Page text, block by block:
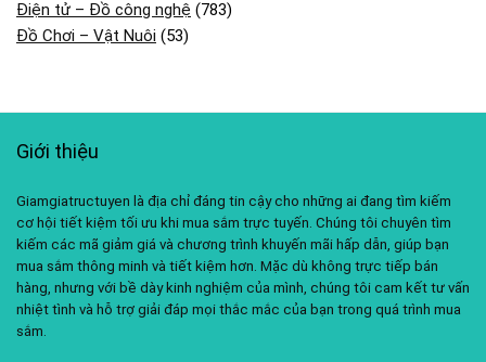
Điện tử – Đồ công nghệ (783)
Đồ Chơi – Vật Nuôi (53)
Giới thiệu
Giamgiatructuyen là địa chỉ đáng tin cậy cho những ai đang tìm kiếm
cơ hội tiết kiệm tối ưu khi mua sắm trực tuyến. Chúng tôi chuyên tìm
kiếm các mã giảm giá và chương trình khuyến mãi hấp dẫn, giúp bạn
mua sắm thông minh và tiết kiệm hơn. Mặc dù không trực tiếp bán
hàng, nhưng với bề dày kinh nghiệm của mình, chúng tôi cam kết tư vấn
nhiệt tình và hỗ trợ giải đáp mọi thắc mắc của bạn trong quá trình mua
sắm.